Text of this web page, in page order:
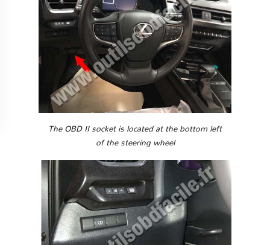
The OBD II socket is located at the bottom left
of the steering wheel